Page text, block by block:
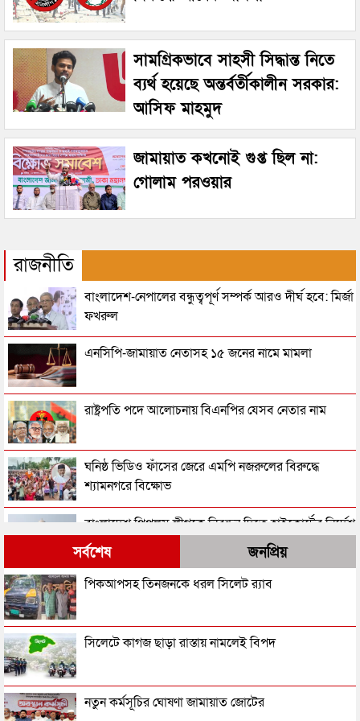
সামগ্রিকভাবে সাহসী সিদ্ধান্ত নিতে
ব্যর্থ হয়েছে অন্তর্বর্তীকালীন সরকার:
আসিফ মাহমুদ
জামায়াত কখনোই গুপ্ত ছিল না:
গোলাম পরওয়ার
রাজনীতি
বাংলাদেশ-নেপালের বন্ধুত্বপূর্ণ সম্পর্ক আরও দীর্ঘ হবে: মির্জা
ফখরুল
এনসিপি-জামায়াত নেতাসহ ১৫ জনের নামে মামলা
রাষ্ট্রপতি পদে আলোচনায় বিএনপির যেসব নেতার নাম
ঘনিষ্ঠ ভিডিও ফাঁসের জেরে এমপি নজরুলের বিরুদ্ধে
শ্যামনগরে বিক্ষোভ
বাংলাদেশ পিপলস লীগকে নিবন্ধন দিতে হাইকোর্টের নির্দেশ
‘জুলাইয়ের গাদ্দার কার্ড’ নামে একটা কার্ড করতে চান
‘স্বৈরাচার’ বিতাড়িত হওয়ার পর একটি ‘গুপ্ত বাহিনী’ ধীরে
নাটক কম করেন প্রিয়: প্রধানমন্ত্রীর উদ্দেশে নাহিদ ইসলাম
সর্বশেষ জনপ্রিয়
পিকআপসহ তিনজনকে ধরল সিলেট র‌্যাব
সিলেটে কাগজ ছাড়া রাস্তায় নামলেই বিপদ
নতুন কর্মসূচির ঘোষণা জামায়াত জোটের